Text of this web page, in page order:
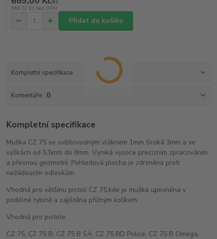
/ks
566,12 Kč bez DPH
Přidat do košíku
Kompletní specifikace
Komentáře 0
Kompletní specifikace
Muška CZ 75 se světlovodným vláknem 1mm široká 3mm a ve
výškách od 5,5mm do 8mm. Vyniká vysoce precizním zpracováním
a přesnou geometrií. Pohledová plocha je zdrsněna proti
nežádoucím odleskům.
Vhodná pro většinu pistolí CZ 75,kde je muška upevněna v
podélné rybině a zajištěna příčným kolíkem.
Vhodná pro pistole:
CZ 75, CZ 75 B, CZ 75 B SA, CZ 75 BD Police, CZ 75 B Omega,